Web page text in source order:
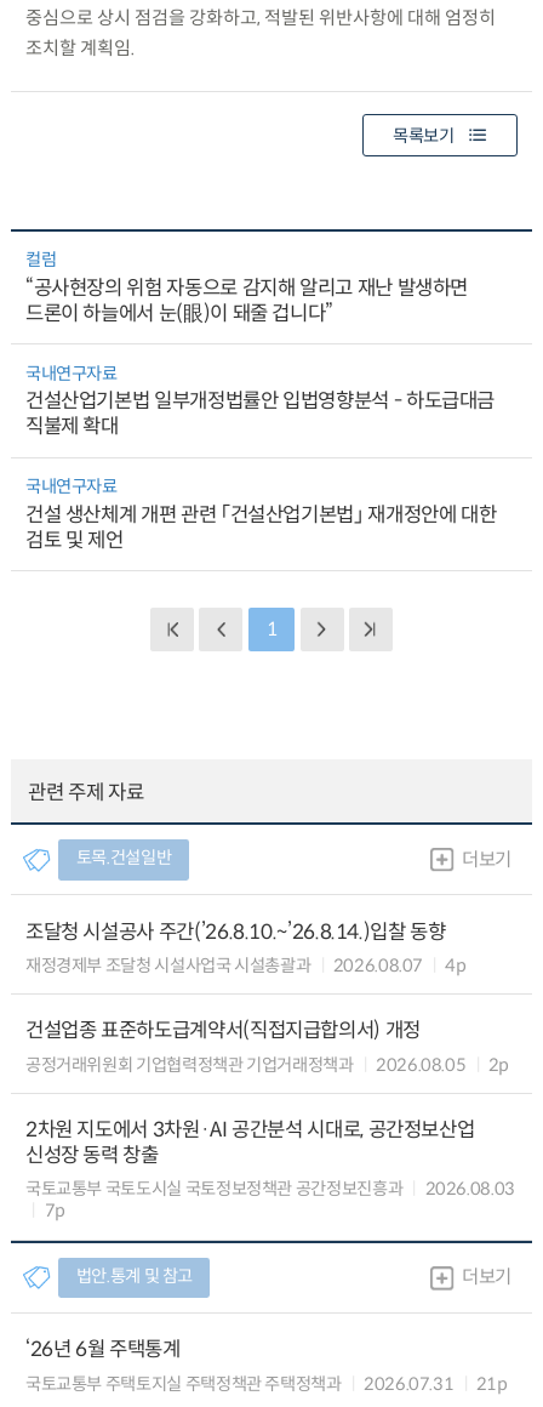
중심으로 상시 점검을 강화하고, 적발된 위반사항에 대해 엄정히
조치할 계획임.
목록보기
컬럼
“공사현장의 위험 자동으로 감지해 알리고 재난 발생하면
드론이 하늘에서 눈(眼)이 돼줄 겁니다”
국내연구자료
건설산업기본법 일부개정법률안 입법영향분석 - 하도급대금
직불제 확대
국내연구자료
건설 생산체계 개편 관련 「건설산업기본법」 재개정안에 대한
검토 및 제언
1
관련 주제 자료
토목.건설일반 더보기
조달청 시설공사 주간(’26.8.10.~’26.8.14.)입찰 동향
재정경제부 조달청 시설사업국 시설총괄과 2026.08.07 4p
건설업종 표준하도급계약서(직접지급합의서) 개정
공정거래위원회 기업협력정책관 기업거래정책과 2026.08.05 2p
2차원 지도에서 3차원·AI 공간분석 시대로, 공간정보산업
신성장 동력 창출
국토교통부 국토도시실 국토정보정책관 공간정보진흥과
2026.08.03
7p
법안.통계 및 참고 더보기
‘26년 6월 주택통계
국토교통부 주택토지실 주택정책관 주택정책과 2026.07.31 21p